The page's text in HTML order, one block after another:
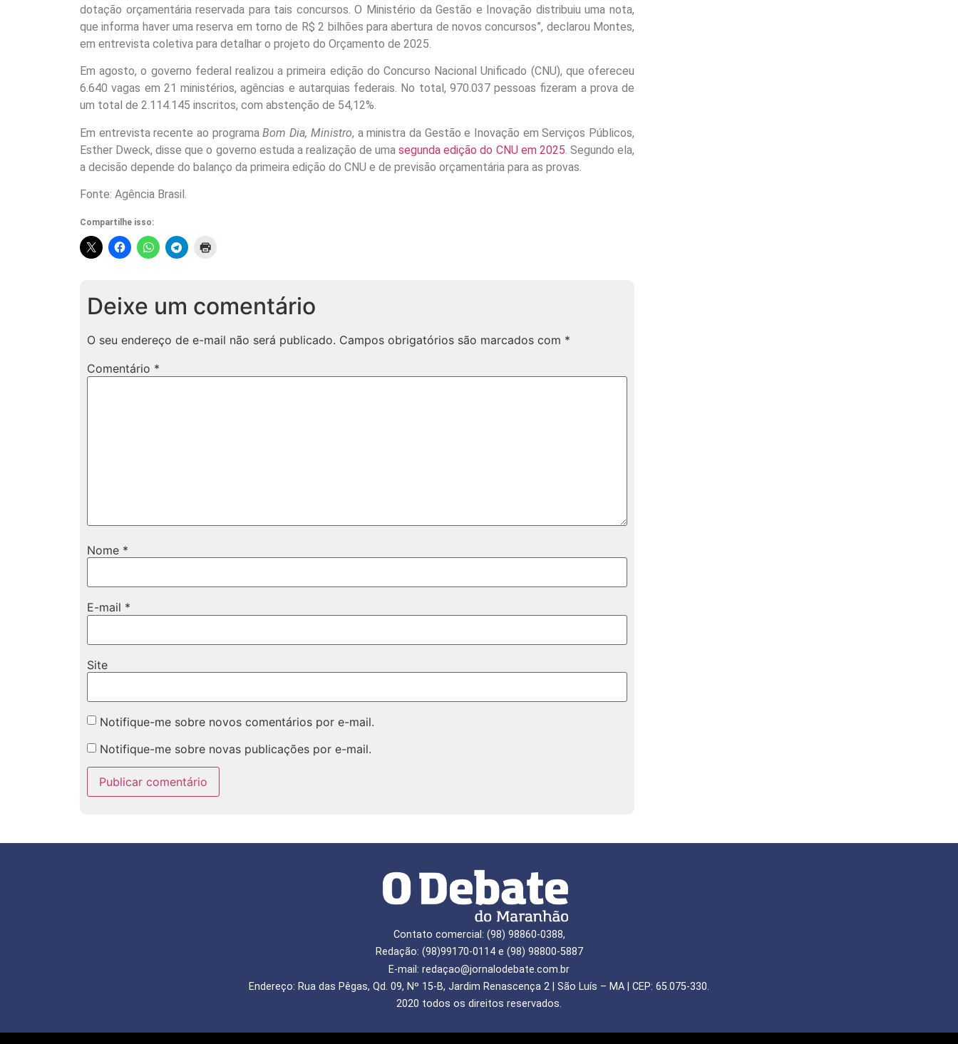
dotação orçamentária reservada para tais concursos. O Ministério da Gestão e Inovação distribuiu uma nota,
que informa haver uma reserva em torno de R$ 2 bilhões para abertura de novos concursos”, declarou Montes,
em entrevista coletiva para detalhar o projeto do Orçamento de 2025.
Em agosto, o governo federal realizou a primeira edição do Concurso Nacional Unificado (CNU), que ofereceu
6.640 vagas em 21 ministérios, agências e autarquias federais. No total, 970.037 pessoas fizeram a prova de
um total de 2.114.145 inscritos, com abstenção de 54,12%.
Em entrevista recente ao programaBom Dia, Ministro, a ministra da Gestão e Inovação em Serviços Públicos,
Esther Dweck, disse que o governo estuda a realização de umasegunda edição do CNU em 2025 . Segundo ela,
a decisão depende do balanço da primeira edição do CNU e de previsão orçamentária para as provas.
Fonte: Agência Brasil.
Compartilhe isso:
Deixe um comentário
O seu endereço de e-mail não será publicado. Campos obrigatórios são marcados com *
Comentário *
Nome *
E-mail *
Site
Notifique-me sobre novos comentários por e-mail.
Notifique-me sobre novas publicações por e-mail.
Contato comercial: (98) 98860-0388,
Redação: (98)99170-0114 e (98) 98800-5887
E-mail: redaçao@jornalodebate.com.br
Endereço: Rua das Pêgas, Qd. 09, Nº 15-B, Jardim Renascença 2 | São Luís – MA | CEP: 65.075-330.
2020 todos os direitos reservados.